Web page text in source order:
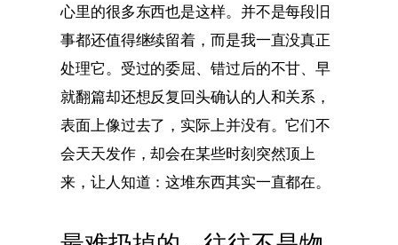
心里的很多东西也是这样。并不是每段旧
事都还值得继续留着，而是我一直没真正
处理它。受过的委屈、错过后的不甘、早
就翻篇却还想反复回头确认的人和关系，
表面上像过去了，实际上并没有。它们不
会天天发作，却会在某些时刻突然顶上
来，让人知道：这堆东西其实一直都在。